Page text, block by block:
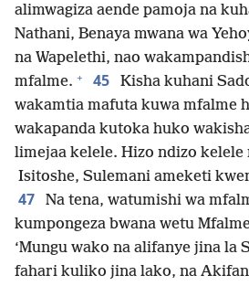
alimwagiza aende pamoja na
Nathani, Benaya mwana wa
na Wapelethi, nao
mfalme. + 45
Kisha kuhani
wakamtia mafuta kuwa mfalme
wakapanda kutoka huko
limejaa kelele. Hizo ndizo
Isitoshe, Sulemani ameketi
47
Na tena, watumishi wa
kumpongeza bwana wetu
‘Mungu wako na alifanye jina la
fahari kuliko jina lako, na